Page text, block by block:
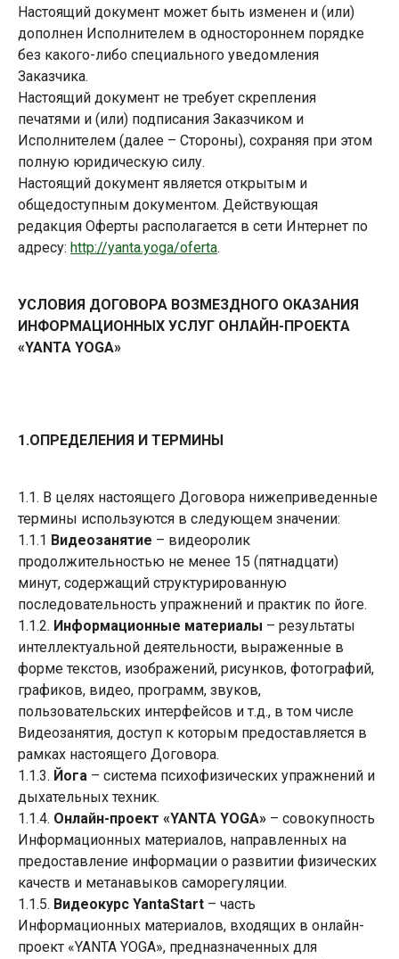
Настоящий документ может быть изменен и (или)
дополнен Исполнителем в одностороннем порядке
без какого-либо специального уведомления
Заказчика.
Настоящий документ не требует скрепления
печатями и (или) подписания Заказчиком и
Исполнителем (далее – Стороны), сохраняя при этом
полную юридическую силу.
Настоящий документ является открытым и
общедоступным документом. Действующая
редакция Оферты располагается в сети Интернет по
адресу: http://yanta.yoga/oferta.
УСЛОВИЯ ДОГОВОРА ВОЗМЕЗДНОГО ОКАЗАНИЯ
ИНФОРМАЦИОННЫХ УСЛУГ ОНЛАЙН-ПРОЕКТА
«YANTA YOGA»
1.ОПРЕДЕЛЕНИЯ И ТЕРМИНЫ
1.1. В целях настоящего Договора нижеприведенные
термины используются в следующем значении:
1.1.1 Видеозанятие – видеоролик
продолжительностью не менее 15 (пятнадцати)
минут, содержащий структурированную
последовательность упражнений и практик по йоге.
1.1.2. Информационные материалы – результаты
интеллектуальной деятельности, выраженные в
форме текстов, изображений, рисунков, фотографий,
графиков, видео, программ, звуков,
пользовательских интерфейсов и т.д., в том числе
Видеозанятия, доступ к которым предоставляется в
рамках настоящего Договора.
1.1.3. Йога – система психофизических упражнений и
дыхательных техник.
1.1.4. Онлайн-проект «YANTA YOGA» – совокупность
Информационных материалов, направленных на
предоставление информации о развитии физических
качеств и метанавыков саморегуляции.
1.1.5. Видеокурс YantaStart – часть
Информационных материалов, входящих в онлайн-
проект «YANTA YOGA», предназначенных для